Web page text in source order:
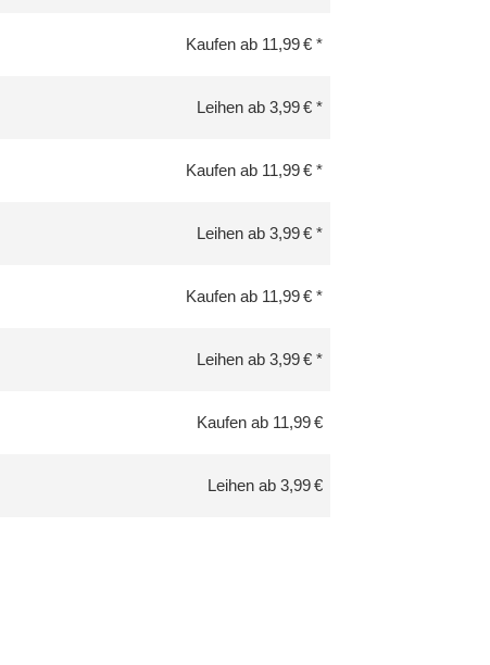
Kaufen ab 11,99 €
Leihen ab 3,99 €
Kaufen ab 11,99 €
Leihen ab 3,99 €
Kaufen ab 11,99 €
Leihen ab 3,99 €
Kaufen ab 11,99 €
Leihen ab 3,99 €